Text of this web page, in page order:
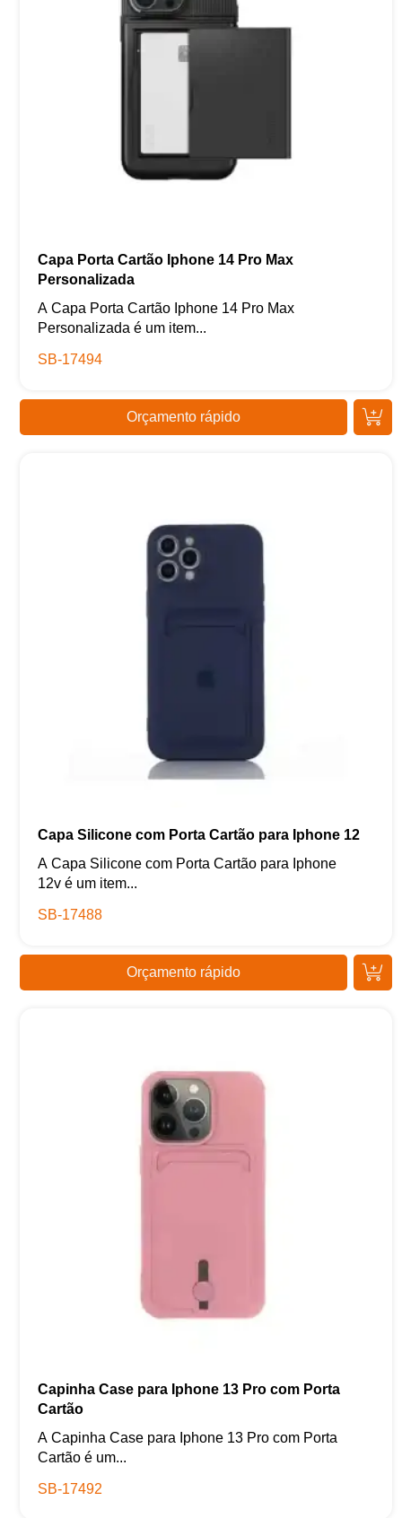
Capa Porta Cartão Iphone 14 Pro Max
Personalizada
A Capa Porta Cartão Iphone 14 Pro Max
Personalizada é um item...
SB-17494
Orçamento rápido
Capa Silicone com Porta Cartão para Iphone 12
A Capa Silicone com Porta Cartão para Iphone
12v é um item...
SB-17488
Orçamento rápido
Capinha Case para Iphone 13 Pro com Porta
Cartão
A Capinha Case para Iphone 13 Pro com Porta
Cartão é um...
SB-17492